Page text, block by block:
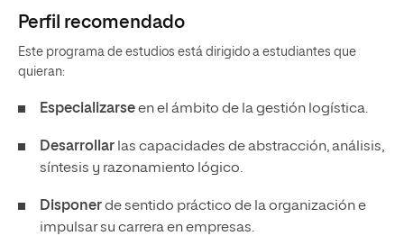
Perfil recomendado
Este programa de estudios está dirigido a estudiantes que
quieran:
Especializarseen el ámbito de la gestión logística.
Desarrollar las capacidades de abstracción, análisis,
síntesis y razonamiento lógico.
Disponerde sentido práctico de la organización e
impulsar su carrera en empresas.